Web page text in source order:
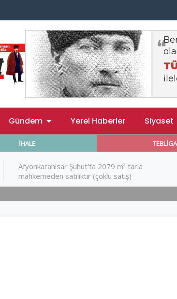
Gündem Yerel Haberler Siyaset